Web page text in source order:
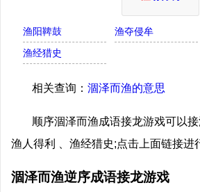
渔阳鞞鼓 渔夺侵牟
渔经猎史
相关查询： 涸泽而渔的意思
顺序涸泽而渔成语接龙游戏可以
渔人得利 、渔经猎史;点击上面链接
涸泽而渔逆序成语接龙游戏